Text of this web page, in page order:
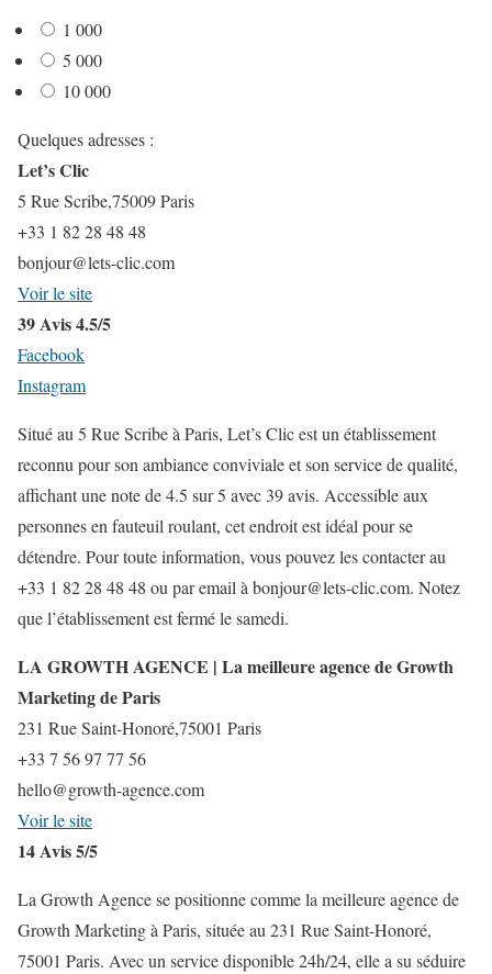
1 000
5 000
10 000
Quelques adresses :
Let’s Clic
5 Rue Scribe,75009 Paris
+33 1 82 28 48 48
bonjour@lets-clic.com
Voir le site
39 Avis 4.5/5
Facebook
Instagram
Situé au 5 Rue Scribe à Paris, Let’s Clic est un établissement
reconnu pour son ambiance conviviale et son service de qualité,
affichant une note de 4.5 sur 5 avec 39 avis. Accessible aux
personnes en fauteuil roulant, cet endroit est idéal pour se
détendre. Pour toute information, vous pouvez les contacter au
+33 1 82 28 48 48 ou par email à bonjour@lets-clic.com. Notez
que l’établissement est fermé le samedi.
LA GROWTH AGENCE | La meilleure agence de Growth
Marketing de Paris
231 Rue Saint-Honoré,75001 Paris
+33 7 56 97 77 56
hello@growth-agence.com
Voir le site
14 Avis 5/5
La Growth Agence se positionne comme la meilleure agence de
Growth Marketing à Paris, située au 231 Rue Saint-Honoré,
75001 Paris. Avec un service disponible 24h/24, elle a su séduire